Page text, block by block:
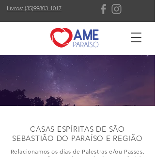
Livros: (35)99803-1017
CASAS ESPÍRITAS DE SÃO
SEBASTIÃO DO PARAÍSO E REGIÃO
Relacionamos os dias de Palestras e/ou Passes.